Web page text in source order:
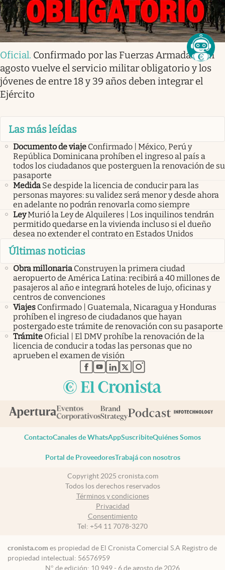
Oficial. Confirmado por las Fuerzas Armadas | En
agosto vuelve el servicio militar obligatorio y los
jóvenes de entre 18 y 39 años deben integrar el
Ejército
Las más leídas
Documento de viaje Confirmado | México, Perú y
República Dominicana prohíben el ingreso al país a
todos los ciudadanos que posterguen la renovación de su
pasaporte
Medida Se despide la licencia de conducir para las
personas mayores: su validez será menor y desde ahora
en adelante no podrán renovarla como siempre
LeyMurió la Ley de Alquileres | Los inquilinos tendrán
permitido quedarse en la vivienda incluso si el dueño
desea no extender el contrato en Estados Unidos
Últimas noticias
Obra millonaria Construyen la primera ciudad
aeropuerto de América Latina: recibirá a 40 millones de
pasajeros al año e integrará hoteles de lujo, oficinas y
centros de convenciones
Viajes Confirmado | Guatemala, Nicaragua y Honduras
prohíben el ingreso de ciudadanos que hayan
postergado este trámite de renovación con su pasaporte
Trámite Oficial | El DMV prohíbe la renovación de la
licencia de conducir a todas las personas que no
aprueben el examen de visión
abre en nueva pestaña
abre en nueva pestaña
abre en nueva pestaña
abre en nueva pestaña
abre en nueva pestaña
ContactoCanales de WhatsAppSuscribiteQuiénes Somos
Portal de ProveedoresTrabajá con nosotros
Copyright 2025 cronista.com
Todos los derechos reservados
Términos y condiciones
Privacidad
Consentimiento
Tel: +54 11 7078-3270
cronista.com es propiedad de El Cronista Comercial S.A Registro de
propiedad intelectual: 56576959
N° de edición: 10.949 - 6 de agosto de 2026